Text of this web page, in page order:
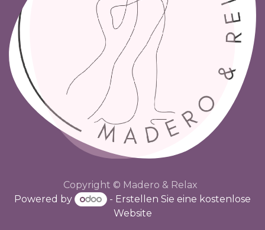
Copyright © Madero & Relax
Powered by
- Erstellen Sie eine kostenlose
Website